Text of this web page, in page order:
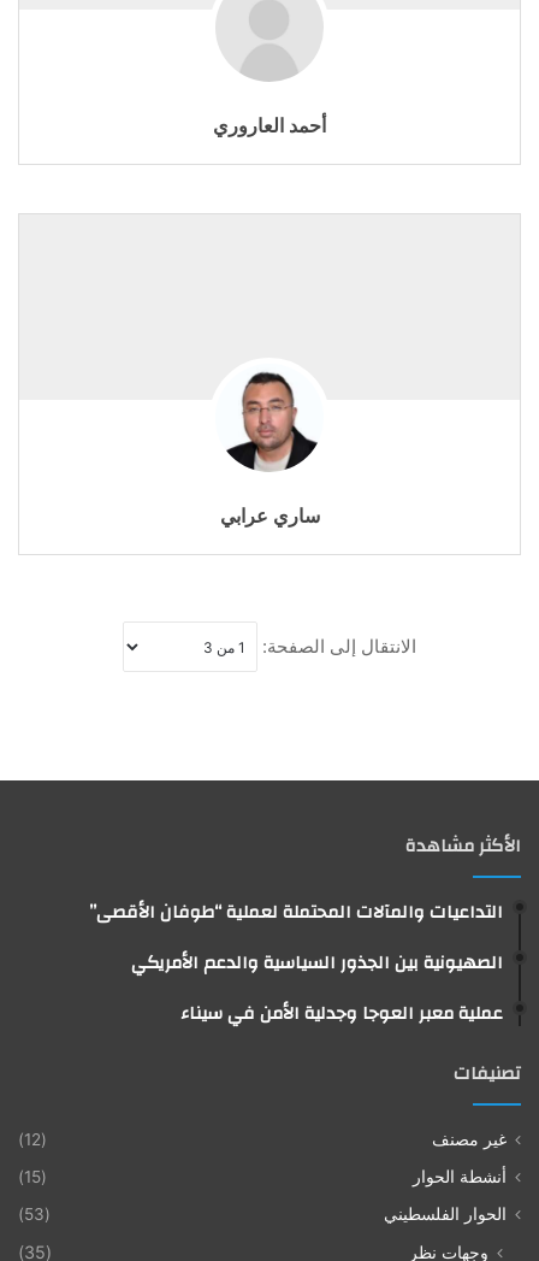
أحمد العاروري
ساري عرابي
الانتقال إلى الصفحة:
الأكثر مشاهدة
التداعيات والمآلات المحتملة لعملية “طوفان الأقصى”
الصهيونية بين الجذور السياسية والدعم الأمريكي
عملية معبر العوجا وجدلية الأمن في سيناء
تصنيفات
غير مصنف
(12)
أنشطة الحوار
(15)
الحوار الفلسطيني
(53)
وجهات نظر (35)